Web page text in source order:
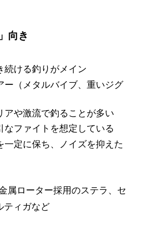
向き
続ける釣りがメイン
ー（メタルバイブ、重いジグ
アや激流で釣ることが多い
なファイトを想定している
一定に保ち、ノイズを抑えた
属ローター採用のステラ、セ
ティガなど